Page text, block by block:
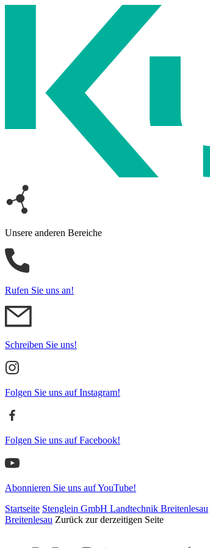
Unsere anderen Bereiche
Rufen Sie uns an!
Schreiben Sie uns!
Folgen Sie uns auf Instagram!
Folgen Sie uns auf Facebook!
Abonnieren Sie uns auf YouTube!
Startseite Stenglein GmbH Landtechnik Breitenlesau
Breitenlesau Zurück zur derzeitigen Seite